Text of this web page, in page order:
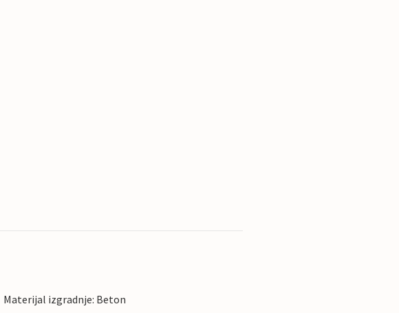
Materijal izgradnje: Beton